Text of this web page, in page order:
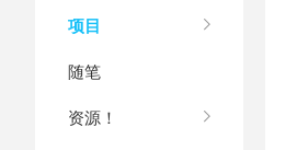
项目
随笔
资源！